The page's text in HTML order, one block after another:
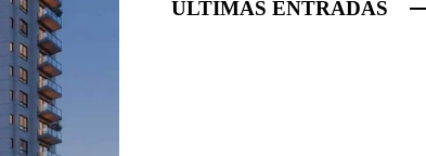
ÚLTIMAS ENTRADAS